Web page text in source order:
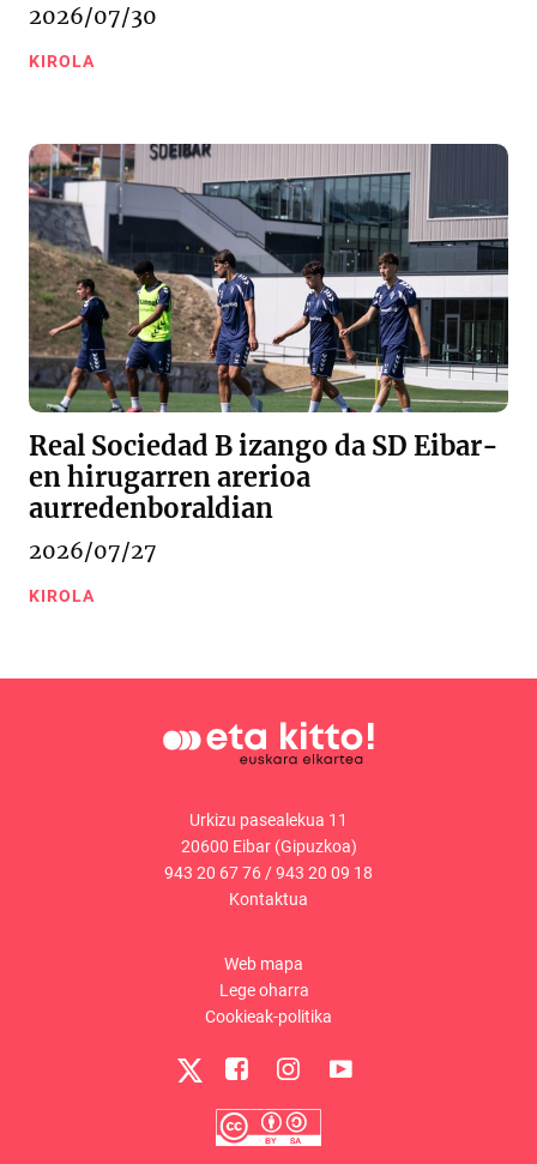
2026/07/30
KIROLA
Real Sociedad B izango da SD Eibar-
en hirugarren arerioa
aurredenboraldian
2026/07/27
KIROLA
Urkizu pasealekua 11
20600 Eibar (Gipuzkoa)
943 20 67 76 /943 20 09 18
Kontaktua
Web mapa
Lege oharra
Cookieak-politika